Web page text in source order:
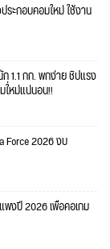
ะกอบคอมใหม่ ใช้งาน
1.1 กก. พกง่าย ชิปแรง
ใ่หม่แน่นอน!!
Force 2026 งบ
งปี 2026 เพื่อคอเกม